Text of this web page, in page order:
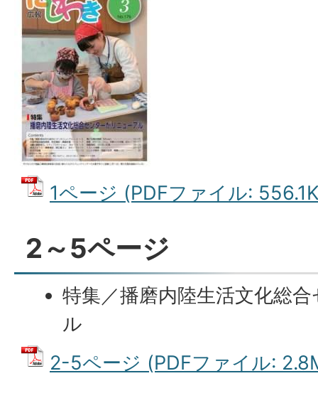
1ページ (PDFファイル:
2～5ページ
特集／播磨内陸生活文化総
ル
2-5ページ (PDFファイル: